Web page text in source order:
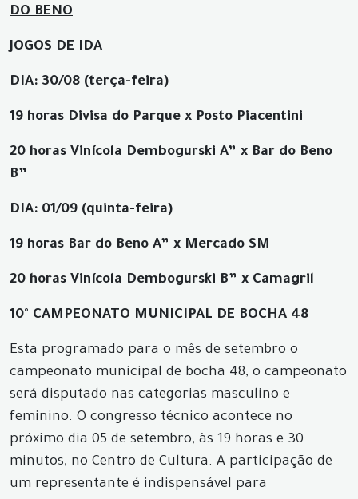
DO BENO
JOGOS DE IDA
DIA: 30/08 (terça-feira)
19 horas Divisa do Parque x Posto Piacentini
20 horas Vinícola Dembogurski A” x Bar do Beno
B”
DIA: 01/09 (quinta-feira)
19 horas Bar do Beno A” x Mercado SM
20 horas Vinícola Dembogurski B” x Camagril
10° CAMPEONATO MUNICIPAL DE BOCHA 48
Esta programado para o mês de setembro o
campeonato municipal de bocha 48, o campeonato
será disputado nas categorias masculino e
feminino. O congresso técnico acontece no
próximo dia 05 de setembro, às 19 horas e 30
minutos, no Centro de Cultura. A participação de
um representante é indispensável para